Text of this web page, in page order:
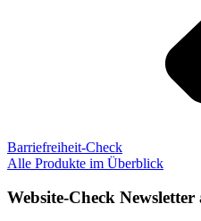
Barriefreiheit-Check
Alle Produkte im Überblick
Website-Check